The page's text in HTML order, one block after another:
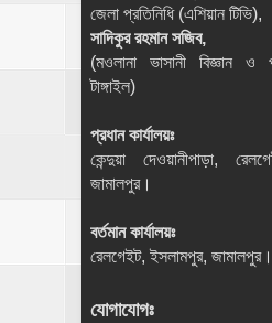
জেলা প্রতিনিধি (এশিয়ান টিভি),
সাদিকুর রহমান সজিব,
(মওলানা ভাসানী বিজ্ঞান ও
টাঙ্গাইল)
প্রধান কার্যালয়ঃ
কেন্দুয়া দেওয়ানীপাড়া,
জামালপুর।
বর্তমান কার্যালয়ঃ
রেলগেইট, ইসলামপুর, জামালপুর।
যোগাযোগঃ